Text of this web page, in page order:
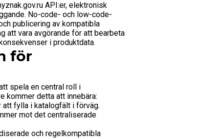
API:er, elektronisk
No-code- och low-code-
publicering av kompatibla
att vara avgörande för att bearbeta
i produktdata.
för
spela en central roll i
kommer detta att innebära:
fylla i katalogfält i förväg.
mot det centraliserade
och regelkompatibla